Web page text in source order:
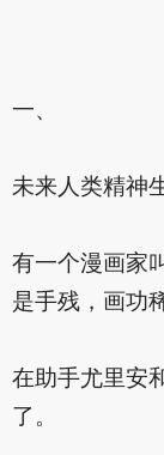
一、
未来人类精神
有一个漫画家
是手残，画功
在助手尤里安
了。